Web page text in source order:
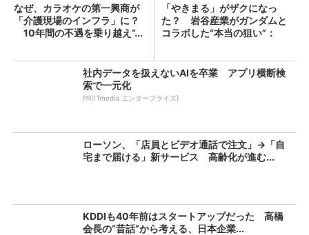
なぜ、カラオケの第一興商が
「介護現場のインフラ」に？
10年間の不遇を乗り越え“...
「やきまる」がザクになっ
た？ 岩谷産業がガンダムと
コラボした“本当の狙い”：
社内データを扱えないAIを卒業 アプリ横断検
索で一元化
PR(ITmedia エンタープライズ)
ローソン、「店員とビデオ通話で注文」→「自
宅まで届ける」新サービス 高齢化が進む...
KDDIも40年前はスタートアップだった 高橋
会長の“昔話”から考える、日本企業...